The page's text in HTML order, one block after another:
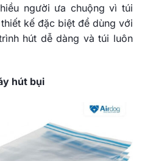
người ưa chuộng vì túi
kế đặc biệt để dùng với
hút dễ dàng và túi luôn
hút bụi